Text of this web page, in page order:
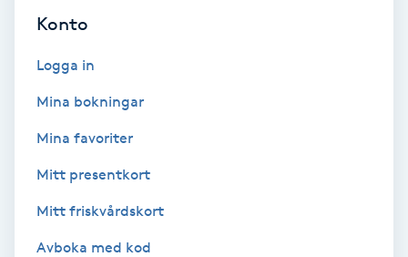
Brynplockning
Bröllopsuppsättning
Celluliter
Konto
Logga in
Mina bokningar
Mina favoriter
Mitt presentkort
Mitt friskvårdskort
Avboka med kod